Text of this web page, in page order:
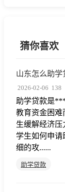
猜你喜欢
山东怎么助
2026-02-06 138
助学贷款是
教育资金困难
生缓解经济
学生如何申
细的攻......
助学贷款